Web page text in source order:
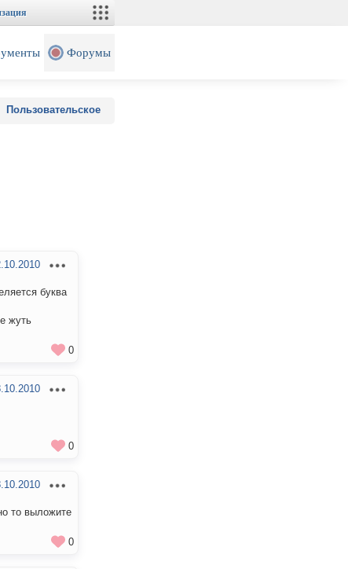
Форумы
Пользовательское
буква
жуть
0
0
то выложите
0